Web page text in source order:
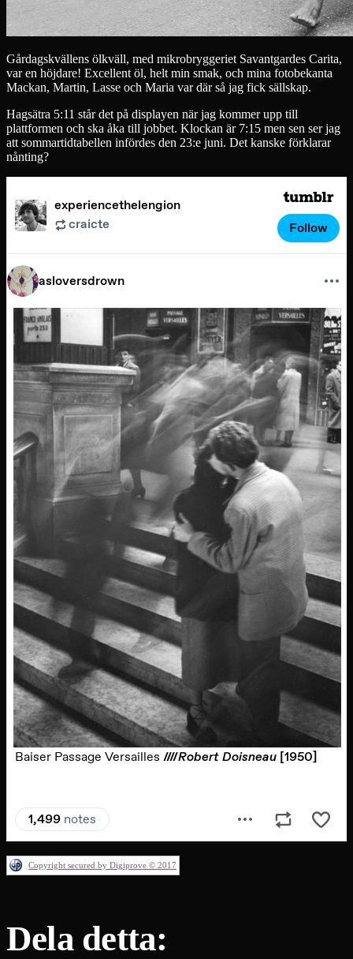
Gårdagskvällens ölkväll, med mikrobryggeriet Savantgardes Carita,
var en höjdare! Excellent öl, helt min smak, och mina fotobekanta
Mackan, Martin, Lasse och Maria var där så jag fick sällskap.
Hagsätra 5:11 står det på displayen när jag kommer upp till
plattformen och ska åka till jobbet. Klockan är 7:15 men sen ser jag
att sommartidtabellen infördes den 23:e juni. Det kanske förklarar
nånting?
Copyright secured by Digiprove © 2017
Dela detta: